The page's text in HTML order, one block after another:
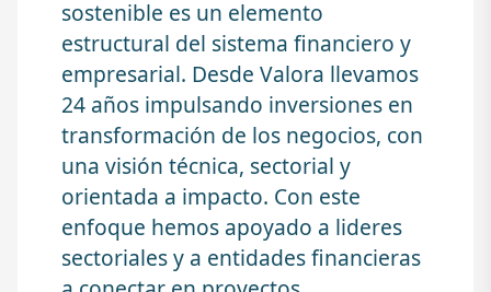
sostenible es un elemento
estructural del sistema financiero y
empresarial. Desde Valora llevamos
24 años impulsando inversiones en
transformación de los negocios, con
una visión técnica, sectorial y
orientada a impacto. Con este
enfoque hemos apoyado a lideres
sectoriales y a entidades financieras